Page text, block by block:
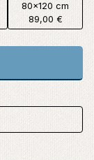
80x120 cm
89,00 €